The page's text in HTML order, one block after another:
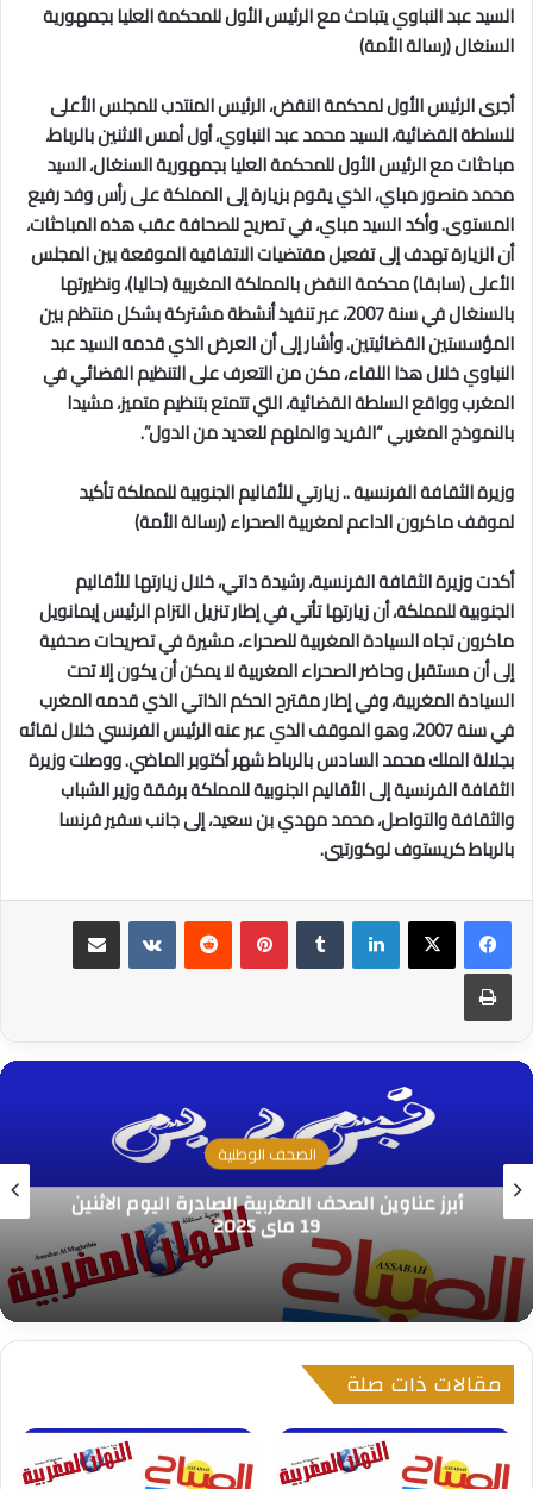
السيد عبد النباوي يتباحث مع الرئيس الأول للمحكمة العليا بجمهورية
السنغال (رسالة الأمة)
أجرى الرئيس الأول لمحكمة النقض، الرئيس المنتدب للمجلس الأعلى
للسلطة القضائية، السيد محمد عبد النباوي، أول أمس الاثنين بالرباط،
مباحثات مع الرئيس الأول للمحكمة العليا بجمهورية السنغال، السيد
محمد منصور مباي، الذي يقوم بزيارة إلى المملكة على رأس وفد رفيع
المستوى. وأكد السيد مباي، في تصريح للصحافة عقب هذه المباحثات،
أن الزيارة تهدف إلى تفعيل مقتضيات الاتفاقية الموقعة بين المجلس
الأعلى (سابقا) محكمة النقض بالمملكة المغربية (حاليا)، ونظيرتها
بالسنغال في سنة 2007، عبر تنفيذ أنشطة مشتركة بشكل منتظم بين
المؤسستين القضائيتين. وأشار إلى أن العرض الذي قدمه السيد عبد
النباوي خلال هذا اللقاء، مكن من التعرف على التنظيم القضائي في
المغرب وواقع السلطة القضائية، التي تتمتع بتنظيم متميز، مشيدا
بالنموذج المغربي “الفريد والملهم للعديد من الدول”.
وزيرة الثقافة الفرنسية .. زيارتي للأقاليم الجنوبية للمملكة تأكيد
لموقف ماكرون الداعم لمغربية الصحراء (رسالة الأمة)
أكدت وزيرة الثقافة الفرنسية، رشيدة داتي، خلال زيارتها للأقاليم
الجنوبية للمملكة، أن زيارتها تأتي في إطار تنزيل التزام الرئيس إيمانويل
ماكرون تجاه السيادة المغربية للصحراء، مشيرة في تصريحات صحفية
إلى أن مستقبل وحاضر الصحراء المغربية لا يمكن أن يكون إلا تحت
السيادة المغربية، وفي إطار مقترح الحكم الذاتي الذي قدمه المغرب
في سنة 2007، وهو الموقف الذي عبر عنه الرئيس الفرنسي خلال لقائه
بجلالة الملك محمد السادس بالرباط شهر أكتوبر الماضي. ووصلت وزيرة
الثقافة الفرنسية إلى الأقاليم الجنوبية للمملكة برفقة وزير الشباب
والثقافة والتواصل، محمد مهدي بن سعيد، إلى جانب سفير فرنسا
بالرباط كريستوف لوكورتيي.
لينكدإن بينتيريست
مشاركة عبر البريد
طباعة
الصحف الوطنية
أبرز عناوين الصحف المغربية الصادرة
الخميس 27 مارس 2025
مقالات ذات صلة